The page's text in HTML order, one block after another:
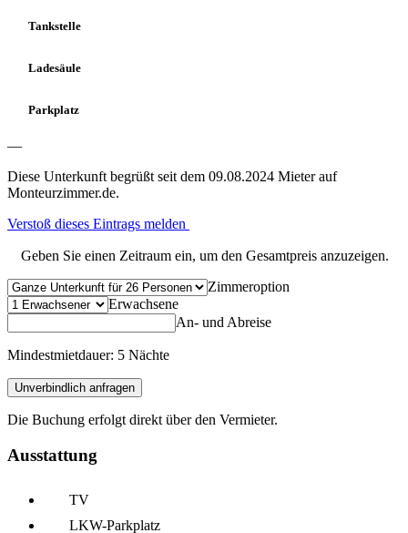
Tankstelle
Ladesäule
Parkplatz
—
Diese Unterkunft begrüßt seit dem 09.08.2024 Mieter auf
Monteurzimmer.de.
Verstoß dieses Eintrags melden
Geben Sie einen Zeitraum ein, um den Gesamtpreis anzuzeigen.
Zimmeroption
Erwachsene
An- und Abreise
Mindestmietdauer: 5 Nächte
Unverbindlich anfragen
Die Buchung erfolgt direkt über den Vermieter.
Ausstattung
TV
LKW-Parkplatz